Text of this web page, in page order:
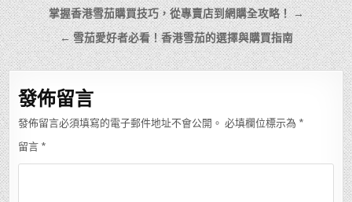
文
章
導
覽
掌握香港雪茄購買技巧，從專賣店到網購全攻略！ →
← 雪茄愛好者必看！香港雪茄的選擇與購買指南
發佈留言
發佈留言必須填寫的電子郵件地址不會公開。 必填欄位標示為 *
留言 *